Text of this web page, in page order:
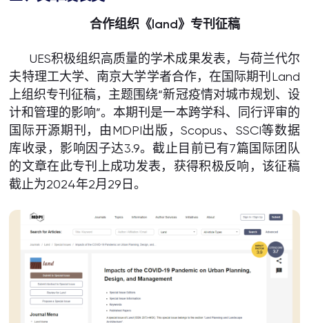
合作组织《land》专刊征稿
UES积极组织高质量的学术成果发表，与荷兰代尔
夫特理工大学、南京大学学者合作，在国际期刊Land
上组织专刊征稿，主题围绕“新冠疫情对城市规划、设
计和管理的影响”。本期刊是一本跨学科、同行评审的
国际开源期刊，由MDPI出版，Scopus、SSCI等数据
库收录，影响因子达3.9。截止目前已有7篇国际团队
的文章在此专刊上成功发表，获得积极反响，该征稿
截止为2024年2月29日。